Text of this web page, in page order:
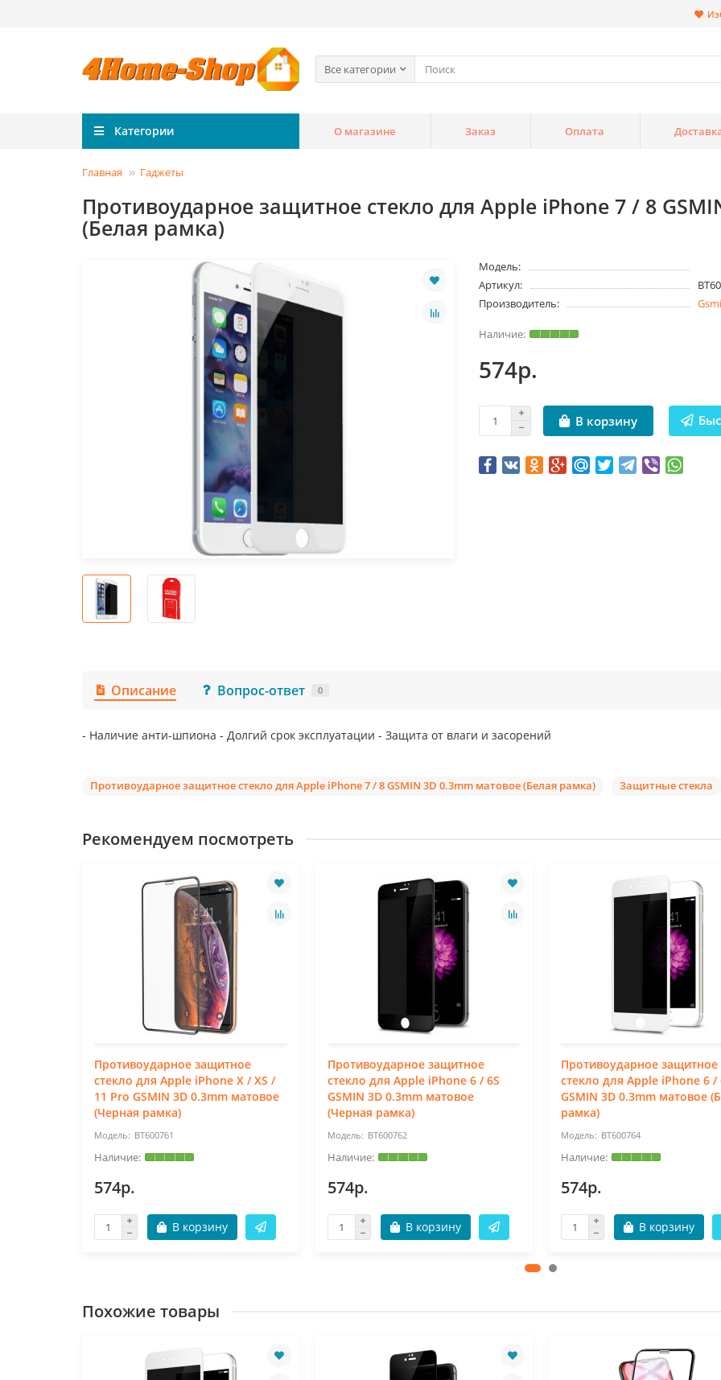
Все категории
Категории О магазине Заказ Оплата
Главная Гаджеты
Противоударное защитное стекло для Apple iPhone 7 / 8
(Белая рамка)
Модель:
Артикул:
Производитель:
574р.
В корзину
Описание Вопрос-ответ 0
- Наличие анти-шпиона - Долгий срок эксплуатации - Защита от влаги и засорений
Противоударное защитное стекло для Apple iPhone 7 / 8 GSMIN 3D 0.3mm матовое (Белая рамка) Защитные стекла
Рекомендуем посмотреть
Противоударное защитное
стекло для Apple iPhone X / XS /
11 Pro GSMIN 3D 0.3mm матовое
(Черная рамка)
BT600761
574р.
В корзину
Противоударное защитное
стекло для Apple iPhone 6 / 6S
GSMIN 3D 0.3mm матовое
(Черная рамка)
BT600762
574р.
В корзину
Противоударное защитное
стекло для Apple iPhone 6 /
GSMIN 3D 0.3mm матовое
рамка)
BT600764
574р.
В корзину
Похожие товары